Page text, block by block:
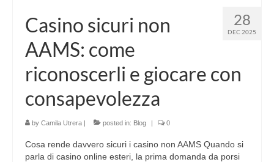
28
DEC 2025
Casino sicuri non
AAMS: come
riconoscerli e giocare con
consapevolezza
by Camila Utrera | posted in: Blog | 0
Cosa rende davvero sicuri i casino non AAMS Quando si
parla di casino online esteri, la prima domanda da porsi